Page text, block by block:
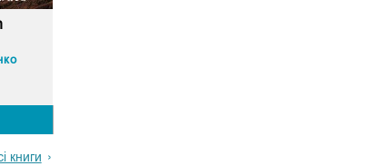
книги